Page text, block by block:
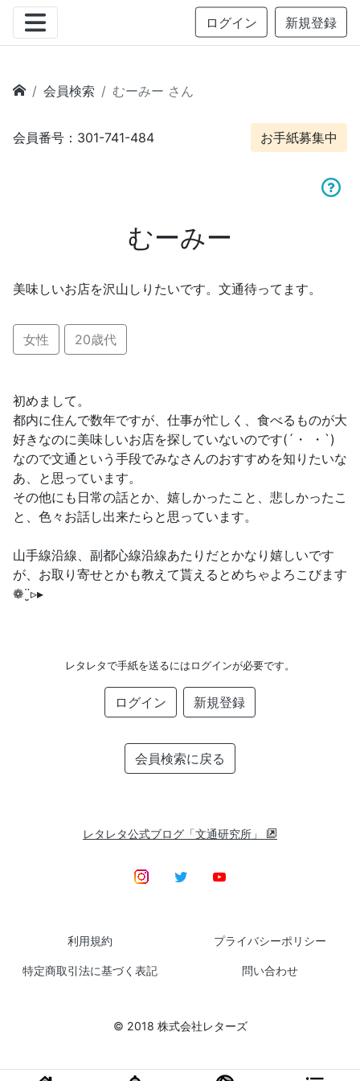
ログイン 新規登録
会員検索 むーみー さん
会員番号：301-741-484 お手紙募集中
むーみー
美味しいお店を沢山しりたいです。文通待ってます。
女性 20歳代
初めまして。
都内に住んで数年ですが、仕事が忙しく、食べるものが大
好きなのに美味しいお店を探していないのです(´・ ・`)
なので文通という手段でみなさんのおすすめを知りたいな
あ、と思っています。
その他にも日常の話とか、嬉しかったこと、悲しかったこ
と、色々お話し出来たらと思っています。
山手線沿線、副都心線沿線あたりだとかなり嬉しいです
が、お取り寄せとかも教えて貰えるとめちゃよろこびます
❁¨̮▹▸
レタレタで手紙を送るにはログインが必要です。
ログイン 新規登録
会員検索に戻る
レタレタ公式ブログ「文通研究所」
利用規約 プライバシーポリシー
特定商取引法に基づく表記 問い合わせ
© 2018 株式会社レターズ